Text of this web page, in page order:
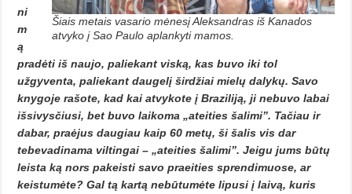
Šiais metais vasario mėnesį Aleksandras iš Kanados
atvyko į Sao Paulo aplankyti mamos.
ni
m
ą
pradėti iš naujo, paliekant viską, kas buvo iki tol
užgyventa, paliekant daugelį širdžiai mielų dalykų. Savo
knygoje rašote, kad kai atvykote į Braziliją, ji nebuvo labai
išsivysčiusi, bet buvo laikoma „ateities šalimi”. Tačiau ir
dabar, praėjus daugiau kaip 60 metų, ši šalis vis dar
tebevadinama viltingai – „ateities šalimi”. Jeigu jums būtų
leista ką nors pakeisti savo praeities sprendimuose, ar
keistumėte? Gal tą kartą nebūtumėte lipusi į laivą, kuris